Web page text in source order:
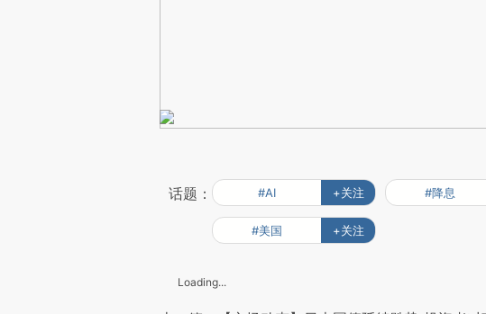
话题： #AI +关注 #降息
#美国 +关注
Loading...